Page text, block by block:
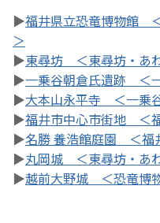
▶福井県立恐竜博物館
＞
▶東尋坊 ＜東尋坊・あ
▶一乗谷朝倉氏遺跡 ＜
▶大本山永平寺 ＜一乗
▶福井市中心市街地 ＜
▶名勝 養浩館庭園 ＜福
▶丸岡城 ＜東尋坊・あ
▶越前大野城 ＜恐竜博